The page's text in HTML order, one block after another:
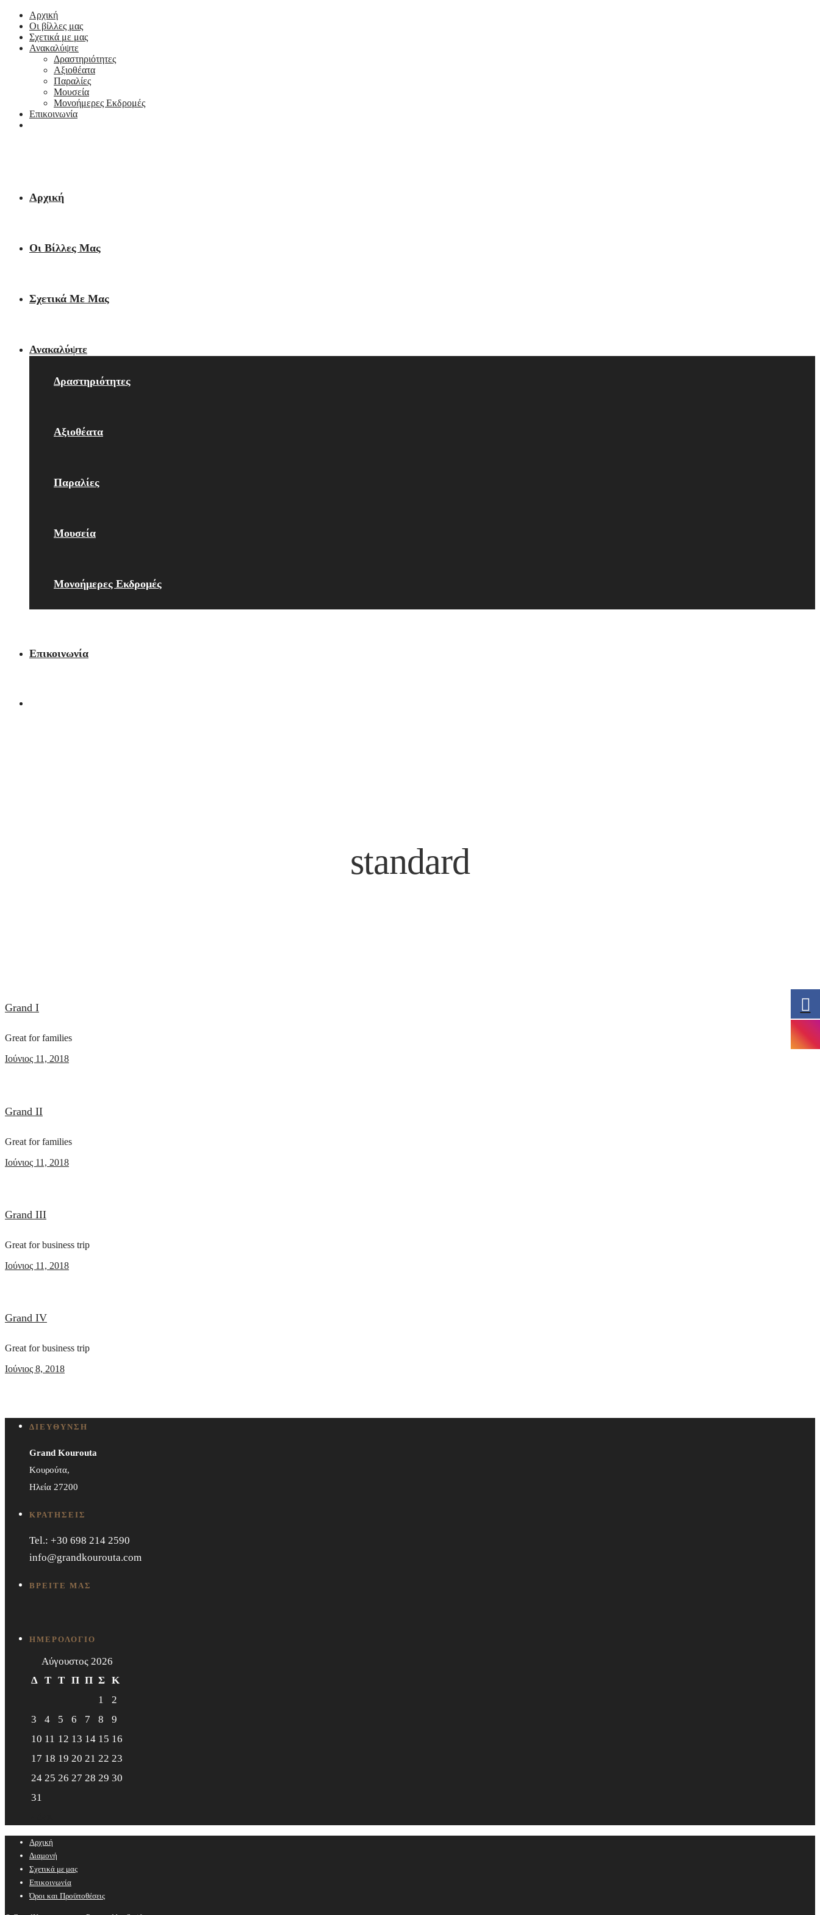
Αρχική
Οι βίλλες μας
Σχετικά με μας
Ανακαλύψτε
Δραστηριότητες
Αξιοθέατα
Παραλίες
Μουσεία
Μονοήμερες Εκδρομές
Επικοινωνία
Αρχική
Οι Βίλλες Μας
Σχετικά Με Μας
Ανακαλύψτε
Δραστηριότητες
Αξιοθέατα
Παραλίες
Μουσεία
Μονοήμερες Εκδρομές
Επικοινωνία
standard
Grand I
Great for families
Ιούνιος 11, 2018
Grand II
Great for families
Ιούνιος 11, 2018
Grand III
Great for business trip
Ιούνιος 11, 2018
Grand IV
Great for business trip
Ιούνιος 8, 2018
ΔΙΕΥΘΥΝΣΗ
Grand Kourouta
Κουρούτα,
Ηλεία 27200
ΚΡΑΤΗΣΕΙΣ
Tel.: +30 698 214 2590
info@grandkourouta.com
ΒΡΕΙΤΕ ΜΑΣ
ΗΜΕΡΟΛΟΓΙΟ
Αύγουστος 2026
Δ Τ Τ Π Π Σ Κ
1
2
3
4 5 6 7 8
9
10 11 12 13 14 15 16
17 18 19 20 21 22 23
24 25 26 27 28 29 30
31
Αρχική
Διαμονή
Σχετικά με μας
Επικοινωνία
Όροι και Προϋποθέσεις